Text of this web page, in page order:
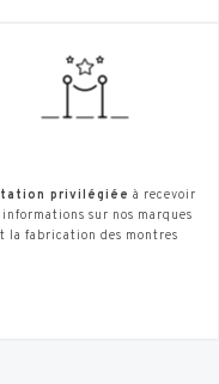
privilégiée à recevoir
informations sur nos marques
la fabrication des montres